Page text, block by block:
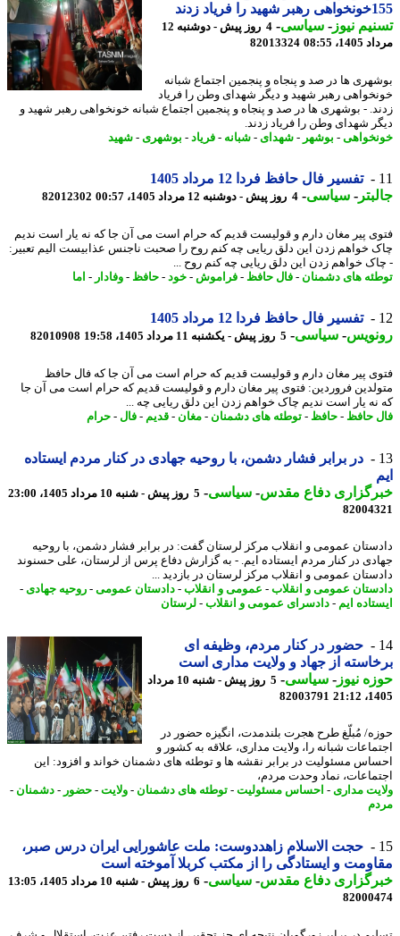
نیوز-سیاسی-
4 روز پیش - دوشنبه 12
08:55
82013324
ها در صد و پنجاه و پنجمین اجتماع شبانه
رهبر شهید و دیگر شهدای وطن را فریاد
- بوشهری ها در صد و پنجاه و پنجمین اجتماع شبانه خونخواهی رهبر شهید و
شهدای وطن را فریاد زدند.
-بوشهر-شهدای- شبانه-فریاد- بوشهری- شهید
تفسیر فال حافظ فردا 12 مرداد 1405
-سیاسی-4 روز پیش - دوشنبه 12 مرداد 1405، 00:57 82012302
پیر مغان دارم و قولیست قدیم که حرام است می آن جا که نه یار است ندیم
خواهم زدن این دلق ریایی چه کنم روح را صحبت ناجنس عذابیست الیم تعبیر:
خواهم زدن این دلق ریایی چه کنم روح ...
های دشمنان-فال حافظ-فراموش-خود -حافظ-وفادار-اما
تفسیر فال حافظ فردا 12 مرداد 1405
-سیاسی-5 روز پیش - یکشنبه 11 مرداد 1405، 19:58 82010908
پیر مغان دارم و قولیست قدیم که حرام است می آن جا که فال حافظ
فروردین: فتوی پیر مغان دارم و قولیست قدیم که حرام است می آن جا
یار است ندیم چاک خواهم زدن این دلق ریایی چه ...
حافظ-حافظ-توطئه های دشمنان-مغان-قدیم-فال-حرام
در برابر فشار دشمن، با روحیه جهادی در کنار مردم ایستاده
دفاع مقدس-سیاسی-5 روز پیش - شنبه 10 مرداد 1405، 23:00
عمومی و انقلاب مرکز لرستان گفت: در برابر فشار دشمن، با روحیه
در کنار مردم ایستاده ایم. - به گزارش دفاع پرس از لرستان، علی حسنوند
عمومی و انقلاب مرکز لرستان در بازدید ...
عمومی و انقلاب-عمومی و انقلاب-دادستان عمومی-روحیه جهادی-
ایم- دادسرای عمومی و انقلاب-لرستان
حضور در کنار مردم، وظیفه ای
از جهاد و ولایت مداری است
نیوز-سیاسی-
5 روز پیش - شنبه 10 مرداد
82003791
مُبلّغ طرح هجرت بلندمدت، انگیزه حضور در
شبانه را، ولایت مداری، علاقه به کشور و
مسئولیت در برابر نقشه ها و توطئه های دشمنان خواند و افزود: این
نماد وحدت مردم،
مداری- احساس مسئولیت-توطئه های دشمنان-ولایت-حضور-دشمنان-
حجت الاسلام زاهددوست: ملت عاشورایی ایران درس صبر،
و ایستادگی را از مکتب کربلا آموخته است
دفاع مقدس-سیاسی-6 روز پیش - شنبه 10 مرداد 1405، 13:05